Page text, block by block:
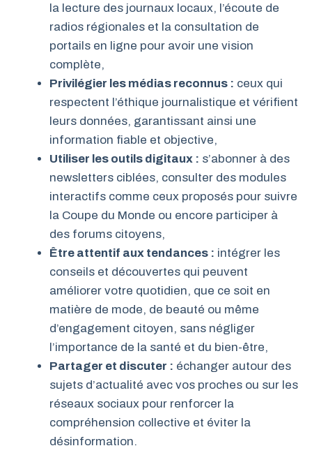
la lecture des journaux locaux, l’écoute de
radios régionales et la consultation de
portails en ligne pour avoir une vision
complète,
Privilégier les médias reconnus : ceux qui
respectent l’éthique journalistique et vérifient
leurs données, garantissant ainsi une
information fiable et objective,
Utiliser les outils digitaux : s’abonner à des
newsletters ciblées, consulter des modules
interactifs comme ceux proposés pour suivre
la Coupe du Monde ou encore participer à
des forums citoyens,
Être attentif aux tendances : intégrer les
conseils et découvertes qui peuvent
améliorer votre quotidien, que ce soit en
matière de mode, de beauté ou même
d’engagement citoyen, sans négliger
l’importance de la santé et du bien-être,
Partager et discuter : échanger autour des
sujets d’actualité avec vos proches ou sur les
réseaux sociaux pour renforcer la
compréhension collective et éviter la
désinformation.